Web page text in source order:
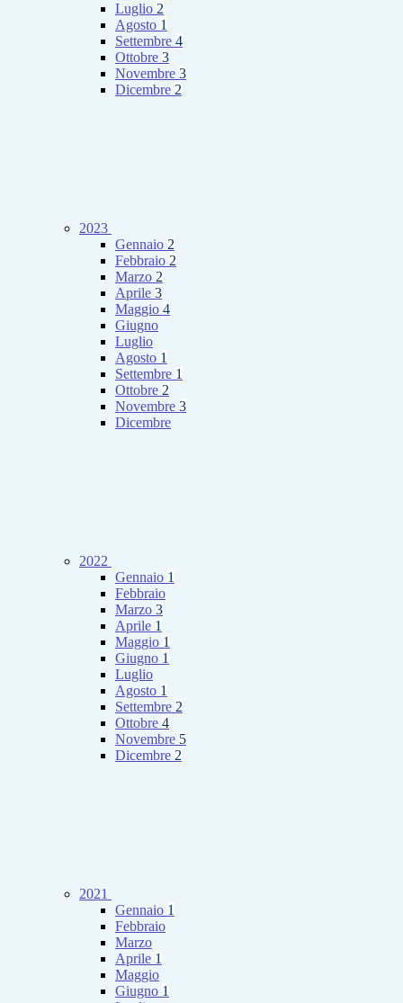
Luglio 2
Agosto 1
Settembre 4
Ottobre 3
Novembre 3
Dicembre 2
2023
Gennaio 2
Febbraio 2
Marzo 2
Aprile 3
Maggio 4
Giugno
Luglio
Agosto 1
Settembre 1
Ottobre 2
Novembre 3
Dicembre
2022
Gennaio 1
Febbraio
Marzo 3
Aprile 1
Maggio 1
Giugno 1
Luglio
Agosto 1
Settembre 2
Ottobre 4
Novembre 5
Dicembre 2
2021
Gennaio 1
Febbraio
Marzo
Aprile 1
Maggio
Giugno 1